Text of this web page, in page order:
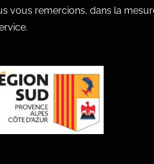
vous remercions, dans la